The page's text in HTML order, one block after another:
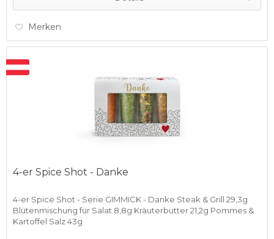
Merken
4-er Spice Shot - Danke
4-er Spice Shot - Serie GIMMICK - Danke Steak & Grill 29,3g
Blütenmischung für Salat 8,8g Kräuterbutter 21,2g Pommes &
Kartoffel Salz 43g